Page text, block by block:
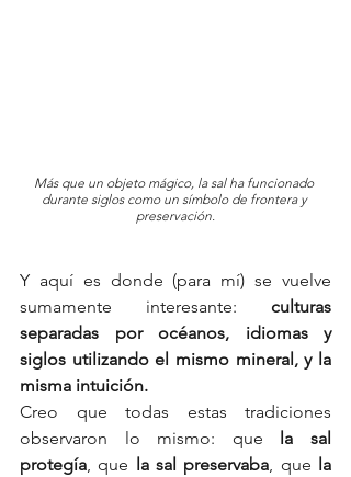
Más que un objeto mágico, la sal ha funcionado
durante siglos como un símbolo de frontera y
preservación.
Y aquí es donde (para mí) se vuelve
sumamente interesante: culturas
separadas por océanos, idiomas y
siglos utilizando el mismo mineral, y la
misma intuición.
Creo que todas estas tradiciones
observaron lo mismo: que la sal
protegía, que la sal preservaba, que la